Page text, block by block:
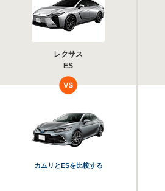
レクサス
ES
カムリとESを比較する